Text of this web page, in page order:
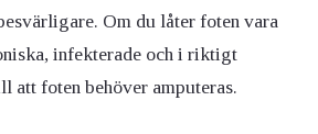
Om du låter foten vara
infekterade och i riktigt
foten behöver amputeras.